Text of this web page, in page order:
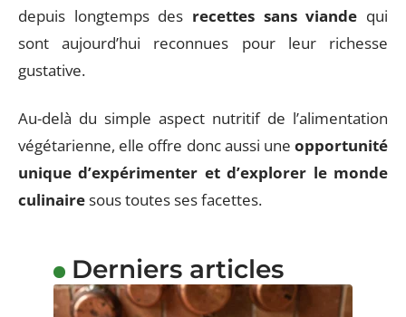
depuis longtemps des recettes sans viande qui
sont aujourd’hui reconnues pour leur richesse
gustative.
Au-delà du simple aspect nutritif de l’alimentation
végétarienne, elle offre donc aussi une opportunité
unique d’expérimenter et d’explorer le monde
culinairesous toutes ses facettes.
Derniers articles